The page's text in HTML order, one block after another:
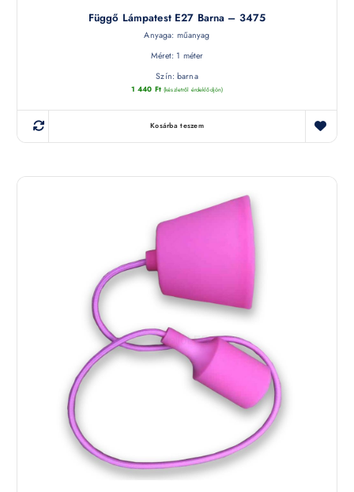
Függő Lámpatest E27 Barna – 3475
Anyaga: műanyag
Méret: 1 méter
Szín: barna
1 440 Ft (készletről érdeklődjön)
Kosárba teszem